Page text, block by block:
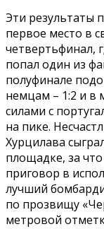
Эти результаты
первое место в
четвертьфинал,
попал один из
полуфинале
немцам – 1:2 и в
силами с
на пике.
Хурцилава
площадке, за
приговор в
лучший
по прозвищу
метровой